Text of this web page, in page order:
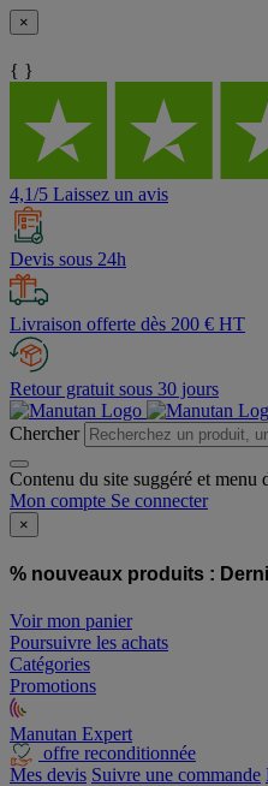
×
{ }
4,1/5 Laissez un avis
Devis sous 24h
Livraison offerte dès 200 € HT
Retour gratuit sous 30 jours
Chercher
Contenu du site suggéré et menu
Mon compte Se connecter
×
% nouveaux produits :
Voir mon panier
Poursuivre les achats
Catégories
Promotions
Manutan Expert
offre reconditionnée
Mes devis Suivre une commande